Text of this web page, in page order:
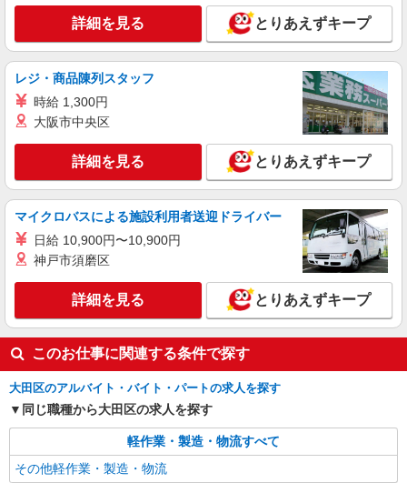
へ運搬
時給1500円
東京都大田区／最寄駅：平和島駅 ≪車通勤
可≫
キープ 詳細を見る
パーソルテンプスタッフ株式会社 フィールドワーク東日本CC/26-
0593423
［派遣スタッフ活躍中♪］ケース梱包後のトレ
ーディングカードの検品作業
時給1900円 月収例：319,200円（21日勤務の
東京都大田区／最寄駅：流通センター駅、平和
キープ
派遣社員
パーソルテンプスタッフ株式会社 フィールドワーク東日本CC/26-
0443255
［ショールームでの機械の操作を担当］＋事務
的な作業もあります！
詳細を見る とりあえずキープ
レジ・商品陳列スタッフ
時給 1,300円
大阪市中央区
詳細を見る とりあえずキープ
マイクロバスによる施設利用者送迎ドライバー
日給 10,900円〜10,900円
神戸市須磨区
詳細を見る とりあえずキープ
このお仕事に関連する条件で探す
大田区のアルバイト・バイト・パートの求人を探す
同じ職種から大田区の求人を探す
軽作業・製造・物流すべて
その他軽作業・製造・物流